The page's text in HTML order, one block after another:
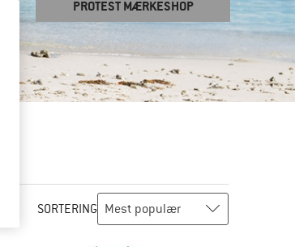
PROTEST MÆRKESHOP
SORTERING